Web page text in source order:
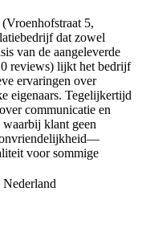
5,
dat zowel
van de aangeleverde
reviews) lijkt het bedrijf
ervaringen over
eigenaars. Tegelijkertijd
communicatie en
klant geen
onvriendelijkheid—
voor sommige